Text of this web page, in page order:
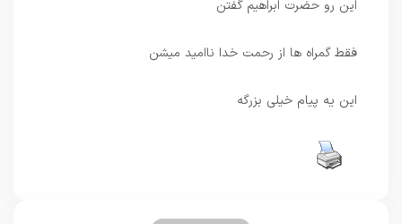
این رو حضرت ابراهیم گفتن
فقط گمراه ها از رحمت خدا ناامید میشن
این یه پیام خیلی بزرگه